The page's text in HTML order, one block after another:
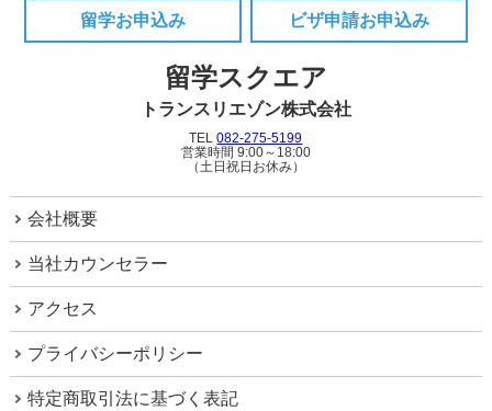
留学お申込み ビザ申請お申込み
留学スクエア
トランスリエゾン株式会社
TEL082-275-5199
営業時間 9:00～18:00
（土日祝日お休み）
会社概要
当社カウンセラー
アクセス
プライバシーポリシー
特定商取引法に基づく表記